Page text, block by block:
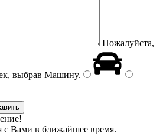
Пожалуйста,
выбрав Машину.
с Вами в ближайшее время.